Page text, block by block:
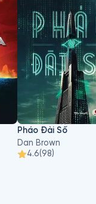
Pháo Đài Số
Dan Brown
4.6(98)